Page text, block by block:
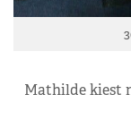
Mathilde kiest